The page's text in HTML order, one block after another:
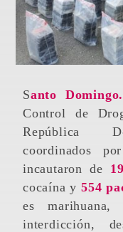
Santo
Control de
República
coordinados
incautaron de
cocaína y554
es
interdicción,